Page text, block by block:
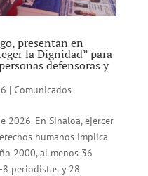
presentan en
la Dignidad” para
defensoras y
| Comunicados
2026. En Sinaloa, ejercer
humanos implica
2000, al menos 36
periodistas y 28